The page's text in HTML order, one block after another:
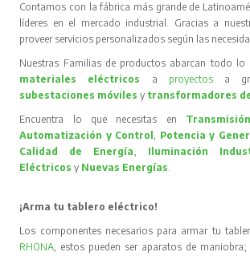
Contamos con la fábrica más grande de
líderes en el mercado industrial. Gracias a
proveer servicios personalizados según las
Nuestras Familias de productos abarcan todo lo
materiales eléctricos
a proyectos
a
subestaciones móvilesy transformadores
Encuentra lo que necesitas en
Automatización y Control, Potencia y
Calidad de Energía, Iluminación
Eléctricos y Nuevas Energías.
¡Arma tu tablero eléctrico!
Los componentes necesarios para armar tu
RHONA, estos pueden ser aparatos de maniobra;